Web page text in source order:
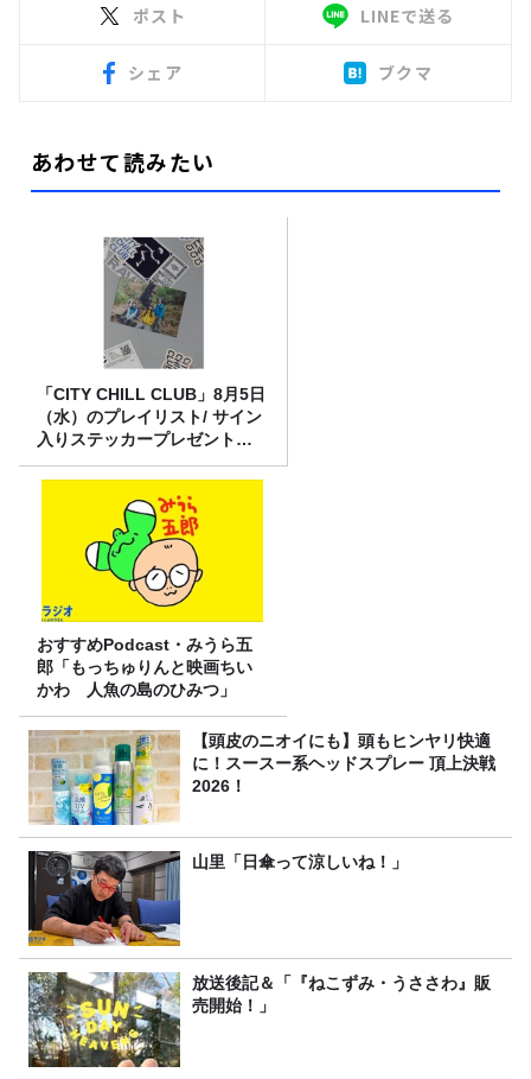
ポスト LINEで送る
シェア ブクマ
あわせて読みたい
「CITY CHILL CLUB」8月5日
（水）のプレイリスト/ サイン
入りステッカープレゼント有
り
おすすめPodcast・みうら五
郎「もっちゅりんと映画ちい
かわ 人魚の島のひみつ」
【頭皮のニオイにも】頭もヒンヤリ快適
に！スースー系ヘッドスプレー 頂上決戦
2026！
山里「日傘って涼しいね！」
放送後記＆「『ねこずみ・うささわ』販
売開始！」